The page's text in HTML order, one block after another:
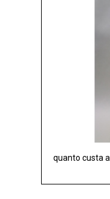
quanto custa